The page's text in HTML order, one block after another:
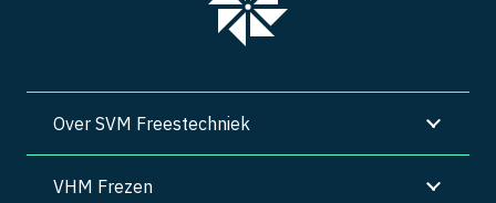
Over SVM Freestechniek
VHM Frezen